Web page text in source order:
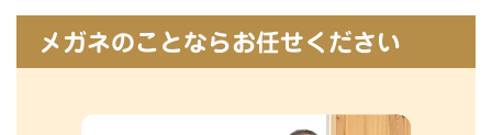
メガネのことならお任せください